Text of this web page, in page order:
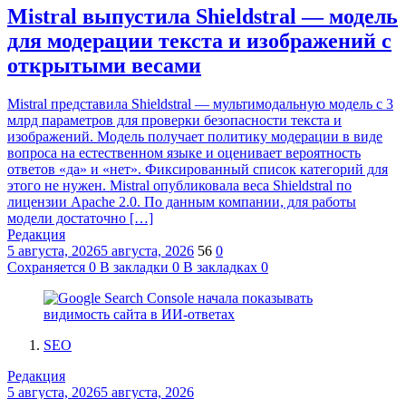
Mistral выпустила Shieldstral — модель
для модерации текста и изображений с
открытыми весами
Mistral представила Shieldstral — мультимодальную модель с 3
млрд параметров для проверки безопасности текста и
изображений. Модель получает политику модерации в виде
вопроса на естественном языке и оценивает вероятность
ответов «да» и «нет». Фиксированный список категорий для
этого не нужен. Mistral опубликовала веса Shieldstral по
лицензии Apache 2.0. По данным компании, для работы
модели достаточно […]
Редакция
5 августа, 20265 августа, 2026 56 0
Сохраняется 0 В закладки 0 В закладках 0
SEO
Редакция
5 августа, 20265 августа, 2026